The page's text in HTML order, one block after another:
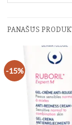
PANAŠŪS
-15%